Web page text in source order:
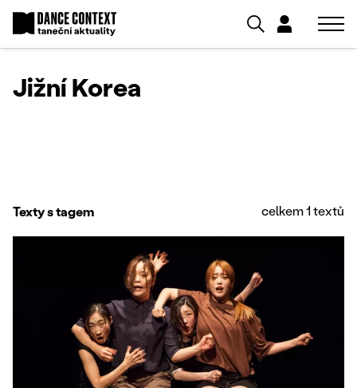
Jižní Korea
Texty s tagem celkem 1 textů